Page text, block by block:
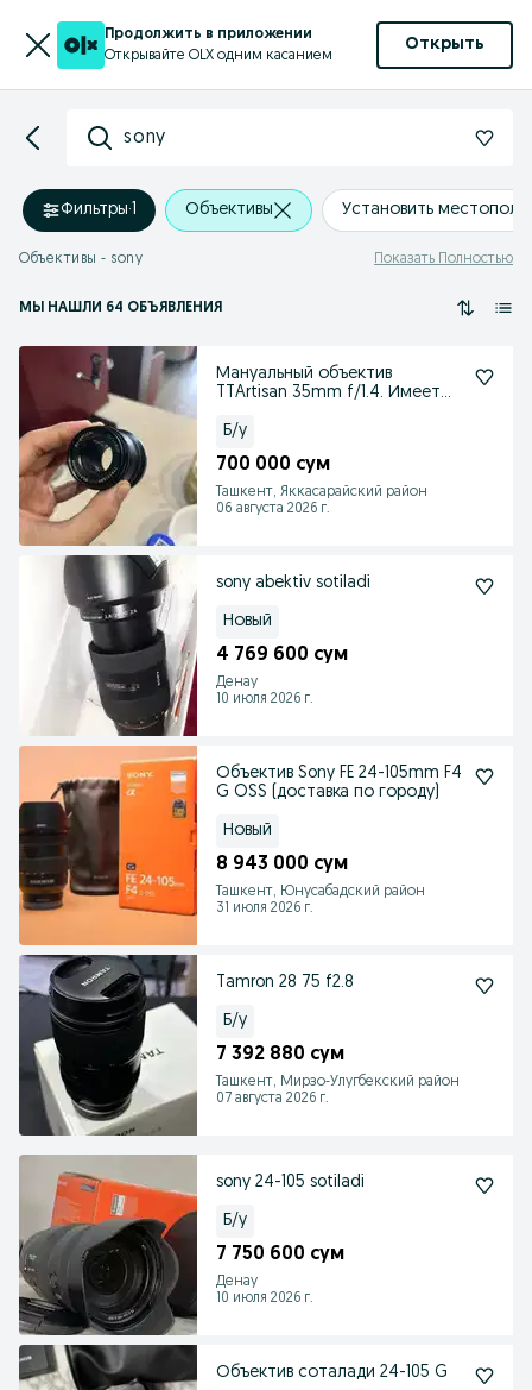
Продолжить в приложении
Открывайте OLX одним касанием
Открыть
sony
Фильтры·1 Объективы Установить
Объективы - sony Показать Полностью
МЫ НАШЛИ 64 ОБЪЯВЛЕНИЯ
Мануальный объектив
TTArtisan 35mm f/1.4. Имеет
Б/у
700 000 сум
Ташкент, Яккасарайский район
06 августа 2026 г.
sony abektiv sotiladi
Новый
4 769 600 сум
Денау
10 июля 2026 г.
Объектив Sony FE 24-105mm F4
G OSS (доставка по городу)
Новый
8 943 000 сум
Ташкент, Юнусабадский район
31 июля 2026 г.
Tamron 28 75 f2.8
Б/у
7 392 880 сум
Ташкент, Мирзо-Улугбекский район
07 августа 2026 г.
sony 24-105 sotiladi
Б/у
7 750 600 сум
Денау
10 июля 2026 г.
Объектив соталади 24-105 G